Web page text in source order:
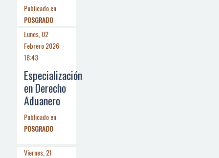
Publicado en
POSGRADO
Lunes, 02
Febrero 2026
18:43
Especialización
en Derecho
Aduanero
Publicado en
POSGRADO
Viernes, 21